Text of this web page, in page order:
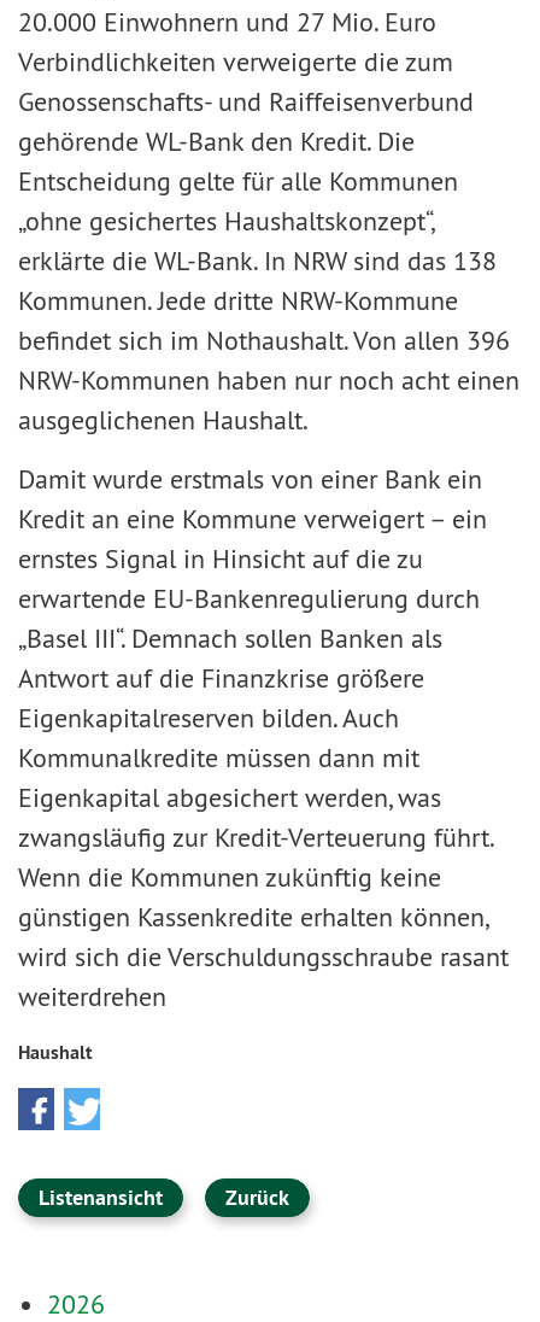
20.000 Einwohnern und 27 Mio. Euro
Verbindlichkeiten verweigerte die zum
Genossenschafts- und Raiffeisenverbund
gehörende WL-Bank den Kredit. Die
Entscheidung gelte für alle Kommunen
„ohne gesichertes Haushaltskonzept“,
erklärte die WL-Bank. In NRW sind das 138
Kommunen. Jede dritte NRW-Kommune
befindet sich im Nothaushalt. Von allen 396
NRW-Kommunen haben nur noch acht einen
ausgeglichenen Haushalt.
Damit wurde erstmals von einer Bank ein
Kredit an eine Kommune verweigert – ein
ernstes Signal in Hinsicht auf die zu
erwartende EU-Bankenregulierung durch
„Basel III“. Demnach sollen Banken als
Antwort auf die Finanzkrise größere
Eigenkapitalreserven bilden. Auch
Kommunalkredite müssen dann mit
Eigenkapital abgesichert werden, was
zwangsläufig zur Kredit-Verteuerung führt.
Wenn die Kommunen zukünftig keine
günstigen Kassenkredite erhalten können,
wird sich die Verschuldungsschraube rasant
weiterdrehen
Haushalt
Listenansicht Zurück
2026